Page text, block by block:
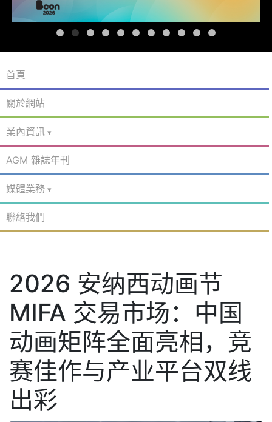
首頁
關於網站
業內資訊
AGM 雜誌年刊
媒體業務
聯絡我們
2026 安纳西动画节
MIFA 交易市场：中国
动画矩阵全面亮相，竞
赛佳作与产业平台双线
出彩